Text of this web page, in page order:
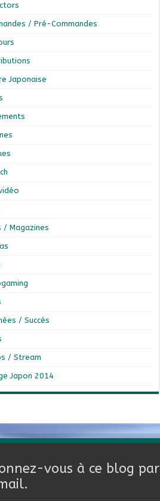
/ Pré-Commandes
Japonaise
/ Magazines
/ Succès
/ Stream
Japon 2014
vous à ce blog par